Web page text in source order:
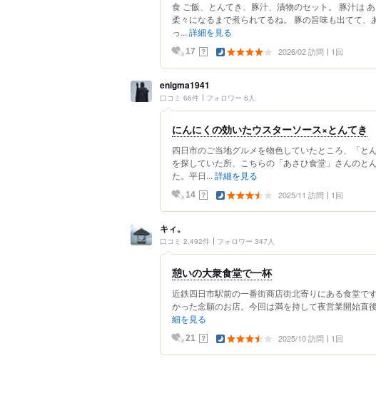
食 ご飯、とんてき、豚汁、漬物のセット。 豚汁は
柔々になるまで煮られてるね。 豚の旨味も出てて
っ... 詳細を見る
17 ？ 2026/02 訪問 1回
enigma1941
口コミ 66件 フォロワー 6人
にんにくの効いたウスターソース×とんてき
四日市のご当地グルメを物色していたところ、「と
を探していた所、こちらの「あさひ食堂」さんのと
た。平日... 詳細を見る
14 ？ 2025/11 訪問 1回
キィ。
口コミ 2,492件 フォロワー 347人
憩いの大衆食堂で一杯
近鉄四日市駅前の一番街商店街北寄りにある食堂で
かった念願のお店。今回は満を持して夜営業開始直
細を見る
21 ？ 2025/10 訪問 1回